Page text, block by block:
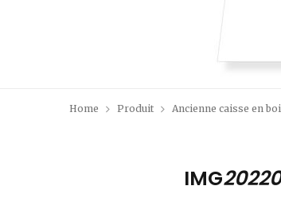
Home Produit Ancienne caisse en
IMG